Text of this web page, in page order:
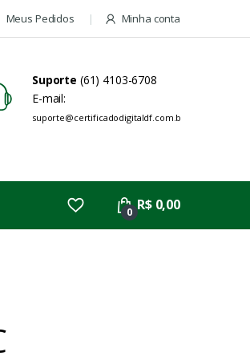
Meus Pedidos Minha conta
Suporte (61) 4103-6708
E-mail:
suporte@certificadodigitaldf.com.br
0 R$ 0,00